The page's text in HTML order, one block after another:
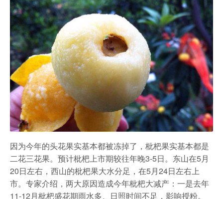
因为今年的头花果实基本都被冻掉了，枇杷果实基本都是
二花三花果。预计枇杷上市期较往年晚3-5日。东山在5月
20日左右，西山的枇杷果大水分足，在5月24日左右上
市。专家介绍，两大原因造成今年枇杷大减产：一是去年
11-12月枇杷盛花期雨水多、日照时间不足，影响授粉。